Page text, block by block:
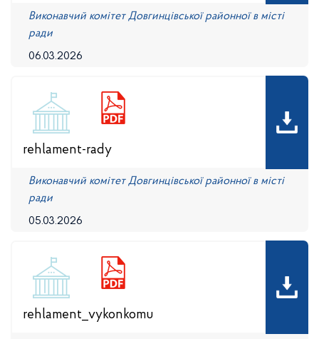
06.03.2026
Виконавчий комітет Довгинцівської районної в місті
ради
rehlament-rady
05.03.2026
Виконавчий комітет Довгинцівської районної в місті
ради
rehlament_vykonkomu